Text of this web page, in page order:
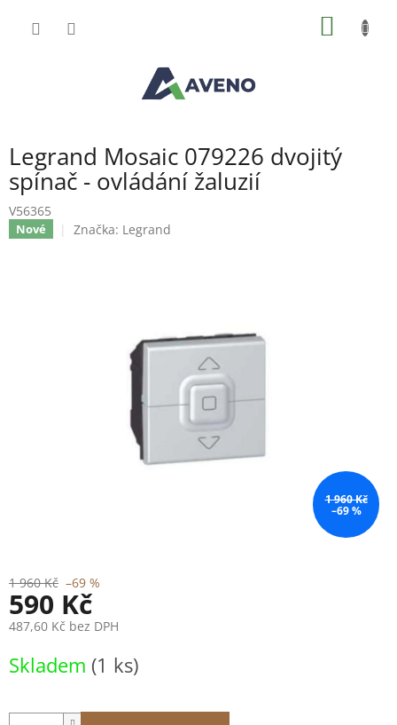
Legrand Mosaic 079226 dvojitý
spínač - ovládání žaluzií
V56365
Nové Značka: Legrand
1 960 Kč
–69 %
1 960 Kč –69 %
590 Kč
487,60 Kč bez DPH
cena:
Skladem (1 ks)